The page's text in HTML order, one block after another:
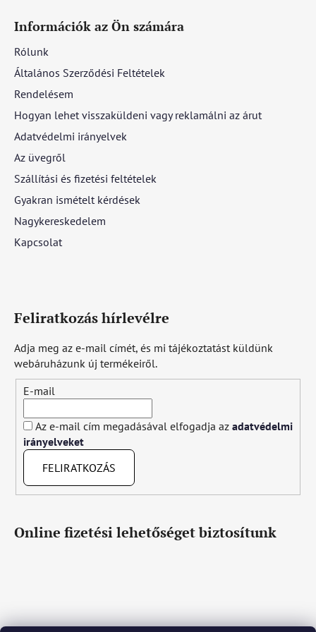
Információk az Ön számára
Rólunk
Általános Szerződési Feltételek
Rendelésem
Hogyan lehet visszaküldeni vagy reklamálni az árut
Adatvédelmi irányelvek
Az üvegről
Szállítási és fizetési feltételek
Gyakran ismételt kérdések
Nagykereskedelem
Kapcsolat
Feliratkozás hírlevélre
Adja meg az e-mail címét, és mi tájékoztatást küldünk
webáruházunk új termékeiről.
E-mail
Az e-mail cím megadásával elfogadja az adatvédelmi
irányelveket
FELIRATKOZÁS
Online fizetési lehetőséget biztosítunk